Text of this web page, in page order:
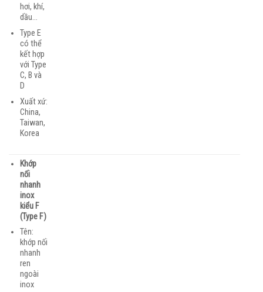
hơi, khí,
dầu…
Type E
có thể
kết hợp
với Type
C, B và
D
Xuất xứ:
China,
Taiwan,
Korea
Khớp
nối
nhanh
inox
kiểu F
(Type F)
Tên:
khớp nối
nhanh
ren
ngoài
inox